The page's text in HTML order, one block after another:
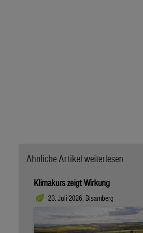
Ähnliche Artikel weiterlesen
Klimakurs zeigt Wirkung
23. Juli 2026, Bisamberg